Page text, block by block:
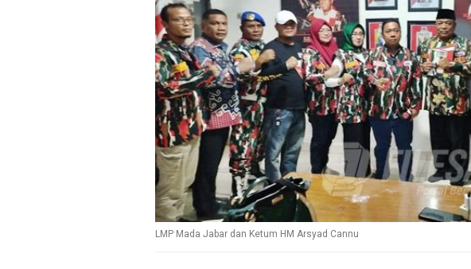
LMP Mada Jabar dan Ketum HM Arsyad Cannu